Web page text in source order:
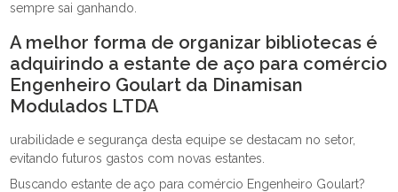
sempre sai ganhando.
A melhor forma de organizar bibliotecas é
adquirindo a estante de aço para comércio
Engenheiro Goulart da Dinamisan
Modulados LTDA
urabilidade e segurança desta equipe se destacam no setor,
evitando futuros gastos com novas estantes.
Buscando estante de aço para comércio Engenheiro Goulart?